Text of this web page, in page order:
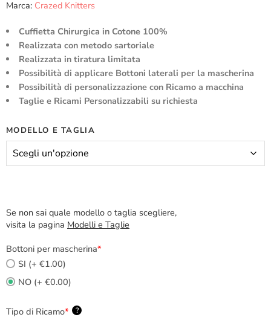
Marca: Crazed Knitters
Cuffietta Chirurgica in Cotone 100%
Realizzata con metodo sartoriale
Realizzata in tiratura limitata
Possibilità di applicare Bottoni laterali per la mascherina
Possibilità di personalizzazione con Ricamo a macchina
Taglie e Ricami Personalizzabili su richiesta
MODELLO E TAGLIA
Se non sai quale modello o taglia scegliere,
visita la pagina Modelli e Taglie
Bottoni per mascherina*
SI (+ €1.00)
NO (+ €0.00)
Tipo di Ricamo* ?